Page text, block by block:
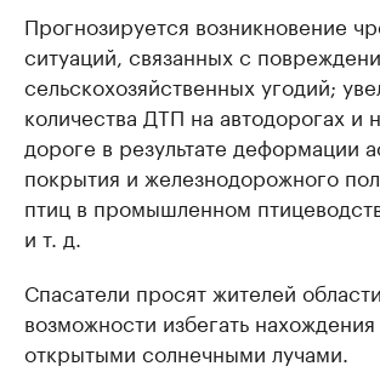
Прогнозируется возникновение
ситуаций, связанных с
сельскохозяйственных угодий;
количества ДТП на автодорогах и
дороге в результате деформации
покрытия и железнодорожного
птиц в промышленном
и т. д.
Спасатели просят жителей
возможности избегать
открытыми солнечными лучами.